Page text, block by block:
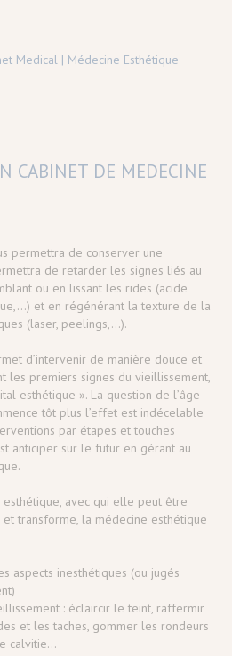
CABINET DE MEDECINE
permettra de conserver une
de retarder les signes liés au
ou en lissant les rides (acide
et en régénérant la texture de la
(laser, peelings,...).
d’intervenir de manière douce et
les premiers signes du vieillissement,
esthétique ». La question de l’âge
tôt plus l’effet est indécelable
par étapes et touches
anticiper sur le futur en gérant au
avec qui elle peut être
transforme, la médecine esthétique
aspects inesthétiques (ou jugés
: éclaircir le teint, raffermir
et les taches, gommer les rondeurs
calvitie...